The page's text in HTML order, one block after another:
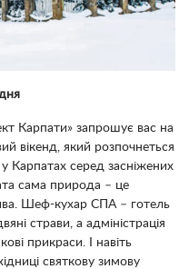
Карпати» запрошує вас на
вікенд, який розпочнеться
Карпатах серед засніжених
сама природа – це
Шеф-кухар СПА – готель
страви, а адміністрація
прикраси. І навіть
святкову зимову